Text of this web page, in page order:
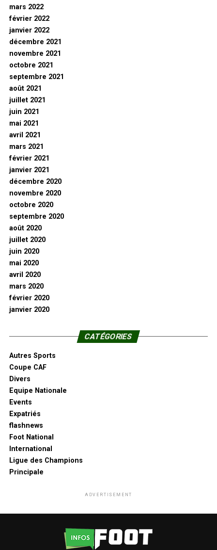
mars 2022
février 2022
janvier 2022
décembre 2021
novembre 2021
octobre 2021
septembre 2021
août 2021
juillet 2021
juin 2021
mai 2021
avril 2021
mars 2021
février 2021
janvier 2021
décembre 2020
novembre 2020
octobre 2020
septembre 2020
août 2020
juillet 2020
juin 2020
mai 2020
avril 2020
mars 2020
février 2020
janvier 2020
CATÉGORIES
Autres Sports
Coupe CAF
Divers
Equipe Nationale
Events
Expatriés
flashnews
Foot National
International
Ligue des Champions
Principale
ADVERTISEMENT